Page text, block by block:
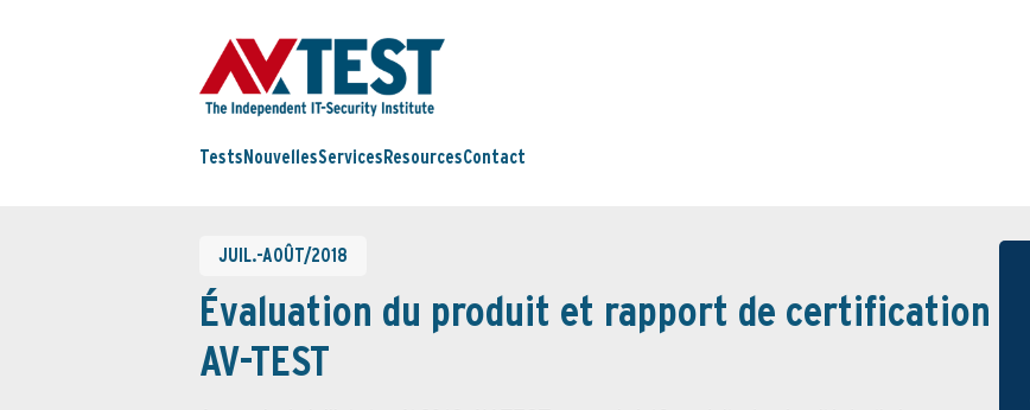
Tests NouvellesServices ResourcesContact
JUIL.-AOÛT/2018
Évaluation du produit et rapport de certification
AV-TEST